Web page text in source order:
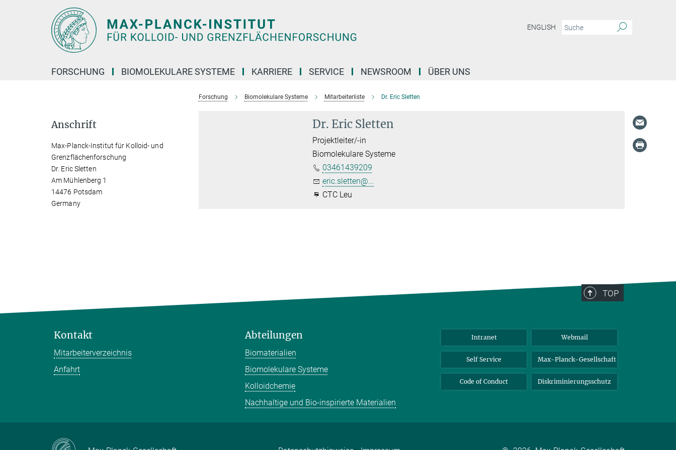
ENGLISH
FORSCHUNG BIOMOLEKULARE SYSTEME KARRIERE SERVICE NEWSROOM ÜBER UNS
Forschung Biomolekulare Systeme Mitarbeiterliste Dr. Eric Sletten
Dr. Eric Sletten
Projektleiter/-in
Biomolekulare Systeme
03461439209
eric.sletten@...
CTC Leu
Anschrift
Max-Planck-Institut für Kolloid- und
Grenzflächenforschung
Dr. Eric Sletten
Am Mühlenberg 1
14476 Potsdam
Germany
TOP
Kontakt
Mitarbeiterverzeichnis
Anfahrt
Abteilungen
Biomaterialien
Biomolekulare Systeme
Kolloidchemie
Nachhaltige und Bio-inspirierte Materialien
Intranet Webmail
Self Service Max-Planck-Gesellschaft
Code of Conduct Diskriminierungsschutz